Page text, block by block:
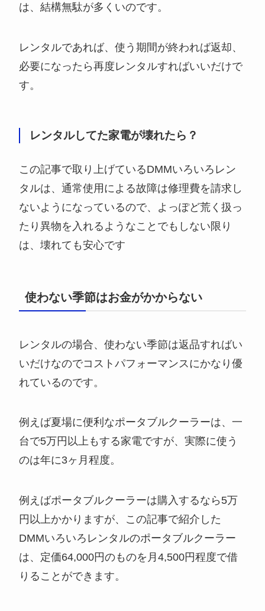
は、結構無駄が多くいのです。
レンタルであれば、使う期間が終われば返却、
必要になったら再度レンタルすればいいだけで
す。
レンタルしてた家電が壊れたら？
この記事で取り上げているDMMいろいろレン
タルは、通常使用による故障は修理費を請求し
ないようになっているので、よっぽど荒く扱っ
たり異物を入れるようなことでもしない限り
は、壊れても安心です
使わない季節はお金がかからない
レンタルの場合、使わない季節は返品すればい
いだけなのでコストパフォーマンスにかなり優
れているのです。
例えば夏場に便利なポータブルクーラーは、一
台で5万円以上もする家電ですが、実際に使う
のは年に3ヶ月程度。
例えばポータブルクーラーは購入するなら5万
円以上かかりますが、この記事で紹介した
DMMいろいろレンタルのポータブルクーラー
は、定価64,000円のものを月4,500円程度で借
りることができます。